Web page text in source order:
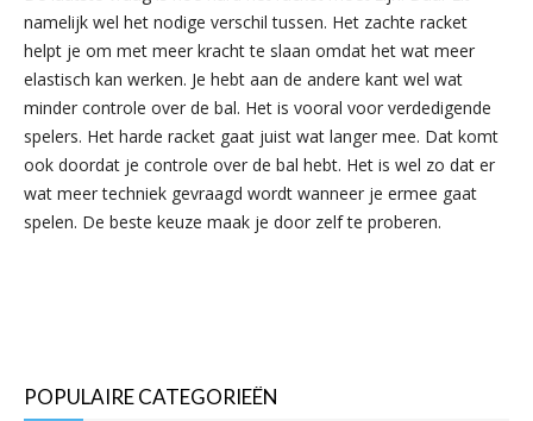
namelijk wel het nodige verschil tussen. Het zachte racket
helpt je om met meer kracht te slaan omdat het wat meer
elastisch kan werken. Je hebt aan de andere kant wel wat
minder controle over de bal. Het is vooral voor verdedigende
spelers. Het harde racket gaat juist wat langer mee. Dat komt
ook doordat je controle over de bal hebt. Het is wel zo dat er
wat meer techniek gevraagd wordt wanneer je ermee gaat
spelen. De beste keuze maak je door zelf te proberen.
POPULAIRE CATEGORIEËN